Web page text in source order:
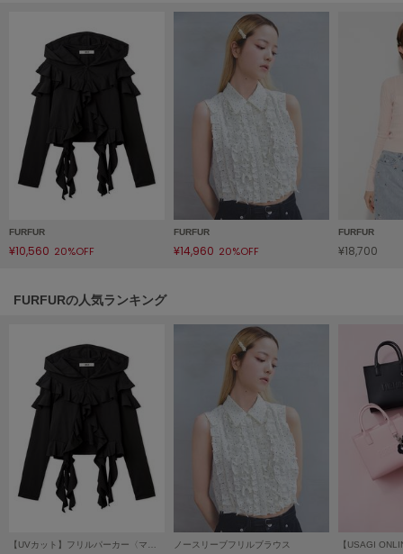
Mila Owen
ミラオーウェン
MOIGE
モワージュ
MUCHA
ミュシャ
NEW Balance
ニューバランス
nezu
ナイキ
NOWNS
ナウンス
null.
ヌル
オン
FURFUR
¥10,560 20%OFF
FURFUR
¥14,960 20%OFF
FURFUR
¥18,700
FURFURの人気ランキング
ノースリーブフリルブラウス